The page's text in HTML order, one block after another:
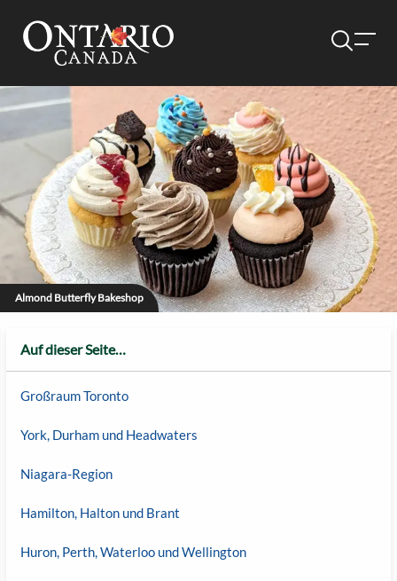
Almond Butterfly Bakeshop
Auf dieser Seite…
Großraum Toronto
York, Durham und Headwaters
Niagara-Region
Hamilton, Halton und Brant
Huron, Perth, Waterloo und Wellington